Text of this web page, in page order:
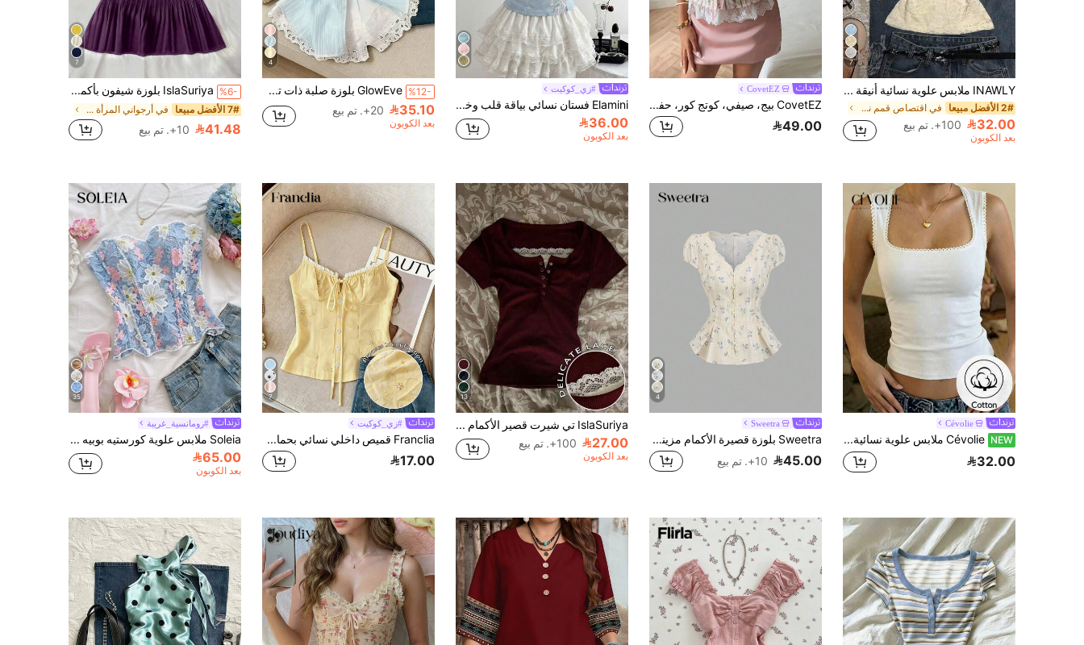
7
INAWLY ملابس علوية نسائية أنيقة بلون موحد من الدانتيل مع زينة فيونكة، صيفية
2# الأفضل مبيعا في اقتصاص قمم نسائية
32.00 100+. تم بيع
بعد الكوبون
CovetEZ
CovetEZ بيج، صيفي، كوتج كور، حفلة شاي، ملابس علوية نسائية بتصميم كورسيه مع حافة دانتيل وطباعة زهور صغيرة، ياقة قلب، بدون أكمام، مع رباط مكشكش
49.00
#زي_كوكيت
Elamini فستان نسائي بياقة قلب وخصر مشدود بكشكشة ولون متباين، أكمام قصيرة، ربيعي/صيفي، أنيق رومانسي كلاسيكي جذاب متعدد الاستخدامات
36.00
بعد الكوبون
4
%12- GlowEve بلوزة صلبة ذات تصميم ربطة عنق وأكمام متدلية ومنفوشة، بتصميم قطعتين في واحد، أنيقة وعصرية للنساء للارتداء اليومي والرحلات، بطابع رومانسي وعصري راقي
35.10 20+. تم بيع
بعد الكوبون
7
%6- IslaSuriya بلوزة شيفون بأكمام قصيرة باللون الأخضر الزيتوني مع ربطة عنق للنساء
7# الأفضل مبيعا في أرجواني المرأة قمم ، البلوزات & تي شيرت
41.48 10+. تم بيع
Cévolie
NEW Cévolie ملابس علوية نسائية بلون موحد مطوية ضيقة متعددة الاستخدامات كاجوال
32.00
4
Sweetra
Sweetra بلوزة قصيرة الأكمام مزينة بالتطريز والطباعة، قصة الخصر على شكل V، قماش مرن مناسب للارتداء اليومي، موسم الربيع والصيف
45.00 10+. تم بيع
13
IslaSuriya تي شيرت قصير الأكمام مزين بالدانتيل والأزرار للنساء
27.00 100+. تم بيع
بعد الكوبون
7
#زي_كوكيت
Franclia قميص داخلي نسائي بحمالات ربطة شريط دانتيل مزخرف بالزهور للصيف
17.00
35
#رومانسية_غريبة
Soleia ملابس علوية كورستيه بوبيه ضيقة بطبقتين من الدانتيل بتصميم باندو مثير على الطراز الأوروبي والأمريكي، علوية مطرزة مفرغة باللون الأبيض، ملابس سهرة للنوادي الليلية للنساء، للخروجات، فستان ضيفة زفاف، بلوزات خريف/شتاء للنساء، ملابس صيفية لطيفة للارتداء اليومي الكاجوال، للعطلات والرحلات البحرية والسفر والشاطئ، أسلوب العودة إلى المدرسة والحرم الجامعي، ملابس علوية صيفية
65.00
بعد الكوبون